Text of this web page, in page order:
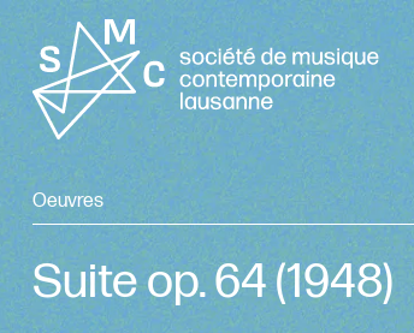
Oeuvres
Suite op. 64(1948)